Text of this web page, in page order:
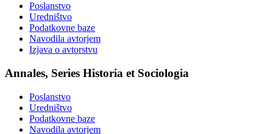
Poslanstvo
Uredništvo
Podatkovne baze
Navodila avtorjem
Izjava o avtorstvu
Annales, Series Historia et Sociologia
Poslanstvo
Uredništvo
Podatkovne baze
Navodila avtorjem